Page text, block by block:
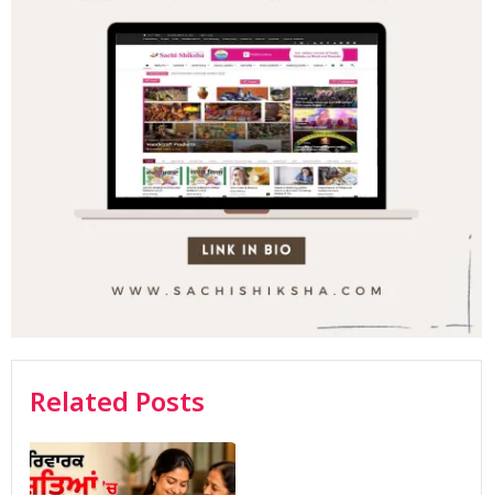
Related Posts